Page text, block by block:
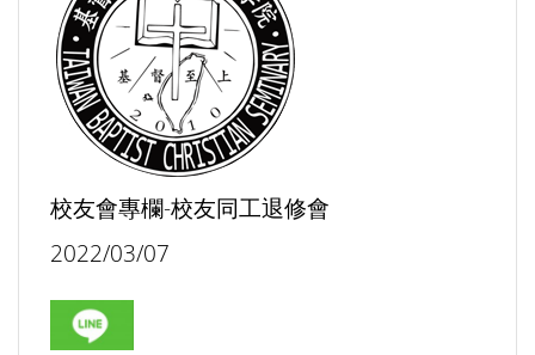
校友會專欄-校友同工退修會
2022/03/07